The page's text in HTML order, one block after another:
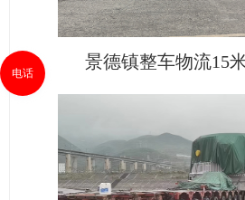
景德镇整车物流15
电话